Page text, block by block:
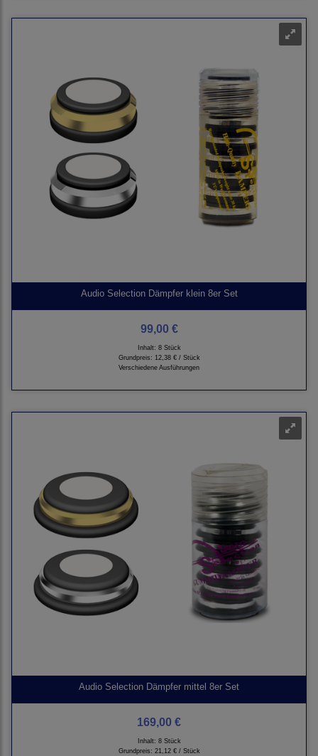
Audio Selection Dämpfer klein 8er Set
99,00 €
Inhalt: 8 Stück
Grundpreis: 12,38 € / Stück
Verschiedene Ausführungen
Audio Selection Dämpfer mittel 8er Set
169,00 €
Inhalt: 8 Stück
Grundpreis: 21,12 € / Stück